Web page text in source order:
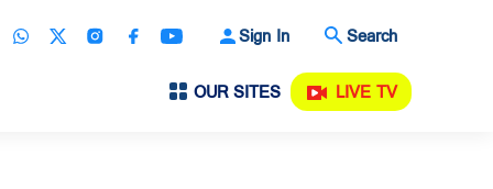
Sign In Search
OUR SITES LIVE TV